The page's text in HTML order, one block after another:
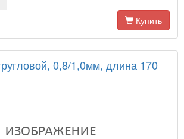
Купить
0,8/1,0мм, длина 170